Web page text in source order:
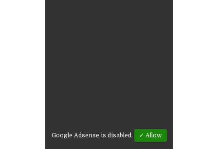
Google Adsense is disabled. ✓ Allow